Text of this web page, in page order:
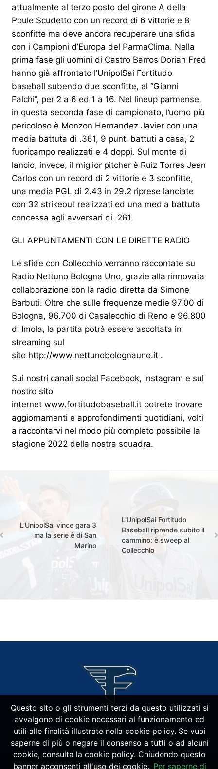
attualmente al terzo posto del girone A della
Poule Scudetto con un record di 6 vittorie e 8
sconfitte ma deve ancora recuperare una sfida
con i Campioni d’Europa del ParmaClima. Nella
prima fase gli uomini di Castro Barros Dorian Fred
hanno già affrontato l’UnipolSai Fortitudo
baseball subendo due sconfitte, al ‘’Gianni
Falchi’’, per 2 a 6 ed 1 a 16. Nel lineup parmense,
in questa seconda fase di campionato, l’uomo più
pericoloso è Monzon Hernandez Javier con una
media battuta di .361, 9 punti battuti a casa, 2
fuoricampo realizzati e 4 doppi. Sul monte di
lancio, invece, il miglior pitcher è Ruiz Torres Jean
Carlos con un record di 2 vittorie e 3 sconfitte,
una media PGL di 2.43 in 29.2 riprese lanciate
con 32 strikeout realizzati ed una media battuta
concessa agli avversari di .261.
GLI APPUNTAMENTI CON LE DIRETTE RADIO
Le sfide con Collecchio verranno raccontate su
Radio Nettuno Bologna Uno, grazie alla rinnovata
collaborazione con la radio diretta da Simone
Barbuti. Oltre che sulle frequenze medie 97.00 di
Bologna, 96.700 di Casalecchio di Reno e 96.800
di Imola, la partita potrà essere ascoltata in
streaming sul
sito http://www.nettunobolognauno.it .
Sui nostri canali social Facebook, Instagram e sul
nostro sito
internet www.fortitudobaseball.it potrete trovare
aggiornamenti e approfondimenti quotidiani, volti
a raccontarvi nel modo più completo possibile la
stagione 2022 della nostra squadra.
L’UnipolSai vince gara 3
ma la serie è di San
Marino
L'UnipolSai Fortitudo
Baseball riprende subito il
cammino: è sweep al
Collecchio
Questo sito o gli strumenti terzi da questo utilizzati si
avvalgono di cookie necessari al funzionamento ed
utili alle finalità illustrate nella cookie policy. Se vuoi
saperne di più o negare il consenso a tutti o ad alcuni
cookie, consulta la cookie policy. Chiudendo questo
banner acconsenti all'uso dei cookie. Per saperne di